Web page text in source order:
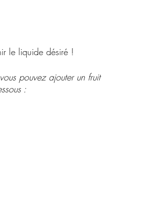
le liquide désiré !
pouvez ajouter un fruit
: